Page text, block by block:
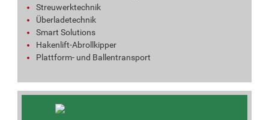
Streuwerktechnik
Überladetechnik
Smart Solutions
Hakenlift-Abrollkipper
Plattform- und Ballentransport